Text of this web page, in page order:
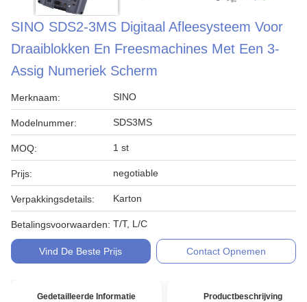
SINO SDS2-3MS Digitaal Afleesysteem Voor
Draaiblokken En Freesmachines Met Een 3-
Assig Numeriek Scherm
Merknaam: SINO
Modelnummer: SDS3MS
MOQ: 1 st
Prijs: negotiable
Verpakkingsdetails: Karton
Betalingsvoorwaarden: T/T, L/C
Vind De Beste Prijs Contact Opnemen
Gedetailleerde Informatie Productbeschrijving